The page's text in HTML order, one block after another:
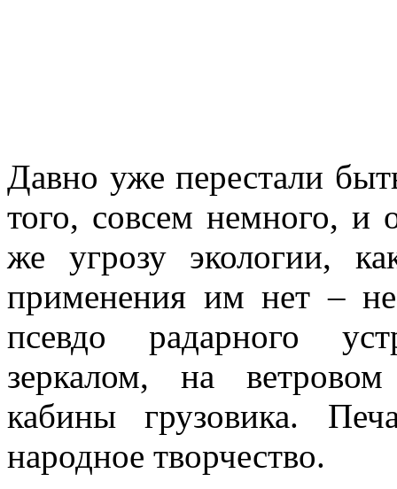
Давно уже перестали
того, совсем немного, и
же угрозу экологии,
применения им нет – не
псевдо радарного
зеркалом, на
кабины грузовика.
народное творчество.